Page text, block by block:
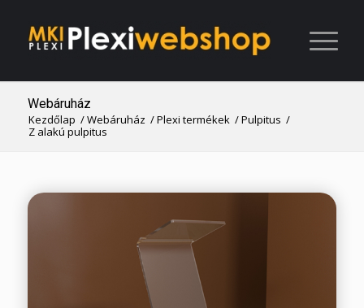
Webáruház
Kezdőlap /Webáruház /Plexi termékek /Pulpitus /
Z alakú pulpitus